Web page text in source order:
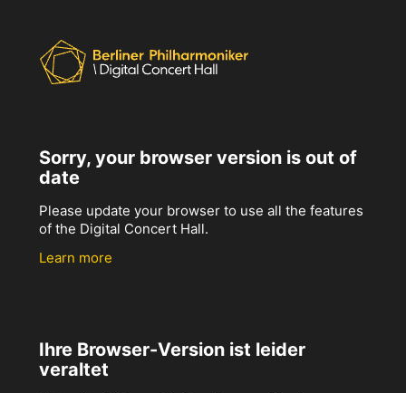
Sorry, your browser version is out of
date
Please update your browser to use all the features
of the Digital Concert Hall.
Learn more
Ihre Browser-Version ist leider
veraltet